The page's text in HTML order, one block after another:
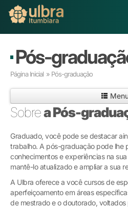
Buscar
Graduação
Pós-graduação
Educação a Distância
Infraestrutura e Serviços
Inovação
Pós-
Página Inicial » Pós-graduação
Sobrea Pós-
Graduado, você pode se destacar
trabalho. A pós-graduação pode lhe
conhecimentos e experiências na
mantê-lo atualizado e ampliar a sua
A Ulbra oferece a você cursos de
aperfeiçoamento em áreas
de mestrado e o doutorado, voltados